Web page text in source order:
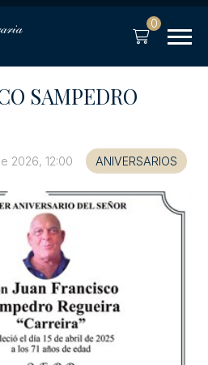
0
SAMPEDRO
2026, 12:00 ANIVERSARIOS